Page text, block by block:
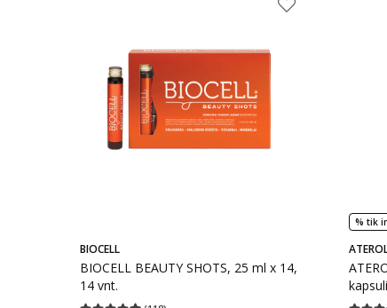
BIOCELL
BIOCELL BEAUTY SHOTS, 25 ml x 14,
14 vnt.
% tik